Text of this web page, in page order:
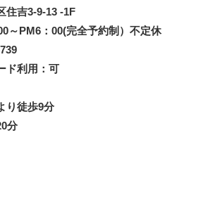
住吉3-9-13 -1F
～PM6：00(完全予約制）不定休
ド利用：可
り徒歩9分
分